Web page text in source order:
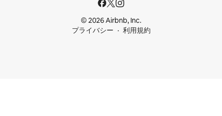
© 2026 Airbnb, Inc.
プライバシー
利用規約